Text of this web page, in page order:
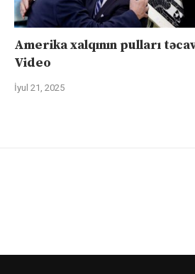
Amerika xalqının pulları
Video
İyul 21, 2025